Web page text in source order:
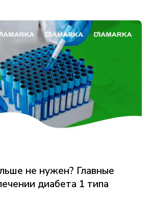
не нужен? Главные
диабета 1 типа